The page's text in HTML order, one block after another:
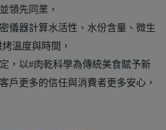
領先同業，
儀器計算水活性、水份含量、微生
溫度與時間，
，以#肉乾科學為傳統美食賦予新
戶更多的信任與消費者更多安心，